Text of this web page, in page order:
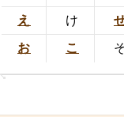
え
お
け
こ